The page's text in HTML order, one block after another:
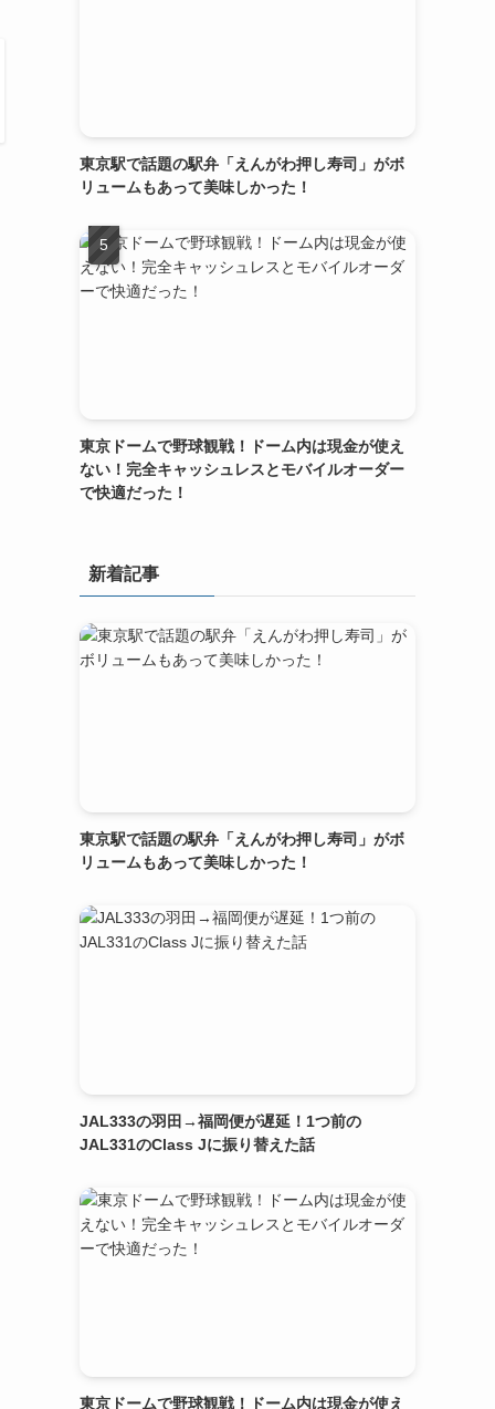
東京駅で話題の駅弁「えんがわ押し寿司」がボ
リュームもあって美味しかった！
東京ドームで野球観戦！ドーム内は現金が使え
ない！完全キャッシュレスとモバイルオーダー
で快適だった！
新着記事
東京駅で話題の駅弁「えんがわ押し寿司」がボ
リュームもあって美味しかった！
JAL333の羽田→福岡便が遅延！1つ前の
JAL331のClass Jに振り替えた話
東京ドームで野球観戦！ドーム内は現金が使え